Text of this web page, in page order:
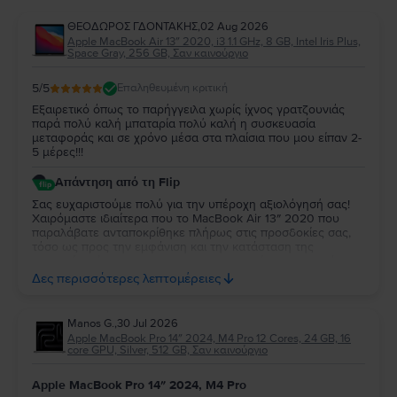
ΘΕΟΔΩΡΟΣ ΓΔΟΝΤΑΚΗΣ,02 Aug 2026
Apple MacBook Air 13″ 2020, i3 1.1 GHz, 8 GB, Intel Iris Plus,
Space Gray, 256 GB, Σαν καινούργιο
5/5 Επαληθευμένη κριτική
Εξαιρετικό όπως το παρήγγειλα χωρίς ίχνος γρατζουνιάς
παρά πολύ καλή μπαταρία πολύ καλή η συσκευασία
μεταφοράς και σε χρόνο μέσα στα πλαίσια που μου είπαν 2-
5 μέρες!!!
Απάντηση από τη Flip
Σας ευχαριστούμε πολύ για την υπέροχη αξιολόγησή σας!
Χαιρόμαστε ιδιαίτερα που το MacBook Air 13″ 2020 που
παραλάβατε ανταποκρίθηκε πλήρως στις προσδοκίες σας,
παράδοσης. Σας ευχαριστούμε για την εμπιστοσύνη σας και
ευχόμαστε να το χαρείτε!
Δες περισσότερες λεπτομέρειες
Manos G.,30 Jul 2026
Apple MacBook Pro 14″ 2024, M4 Pro 12 Cores, 24 GB, 16
core GPU, Silver, 512 GB, Σαν καινούργιο
Apple MacBook Pro 14″ 2024, M4 Pro